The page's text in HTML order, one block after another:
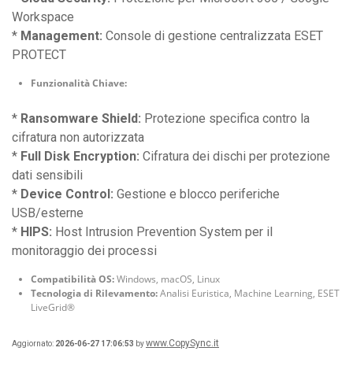
Workspace
* Management: Console di gestione centralizzata ESET
PROTECT
Funzionalità Chiave:
* Ransomware Shield: Protezione specifica contro la
cifratura non autorizzata
* Full Disk Encryption: Cifratura dei dischi per protezione
dati sensibili
* Device Control: Gestione e blocco periferiche
USB/esterne
* HIPS: Host Intrusion Prevention System per il
monitoraggio dei processi
Compatibilità OS:Windows, macOS, Linux
Tecnologia di Rilevamento:Analisi Euristica, Machine Learning, ESET
LiveGrid®
Aggiornato: 2026-06-27 17:06:53 bywww.CopySync.it